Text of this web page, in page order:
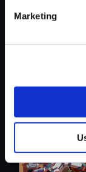
Marketing
ン ゼロ＆ゼ....